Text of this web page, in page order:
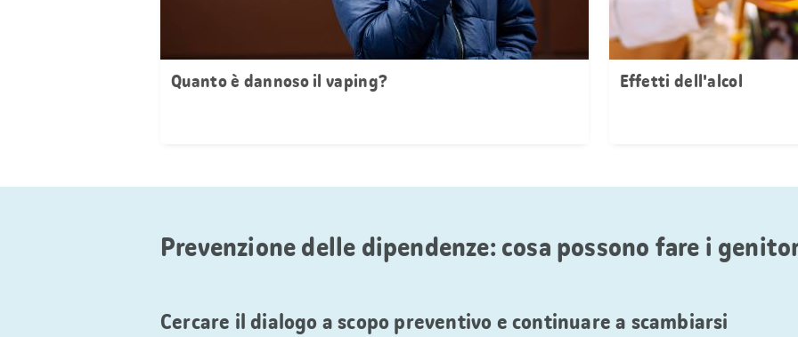
Quanto è dannoso il vaping? Effetti dell'alcol
Prevenzione delle dipendenze: cosa possono fare i
Cercare il dialogo a scopo preventivo e continuare a scambiarsi